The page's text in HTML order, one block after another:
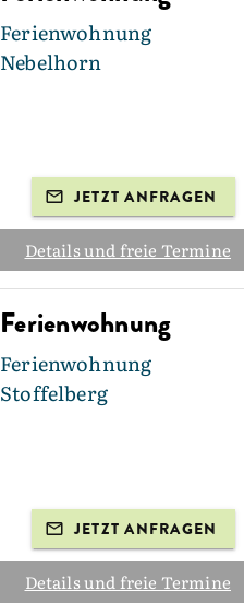
Ferienwohnung
Nebelhorn
JETZT ANFRAGEN
Details und freie Termine
Ferienwohnung
Ferienwohnung
Stoffelberg
JETZT ANFRAGEN
Details und freie Termine